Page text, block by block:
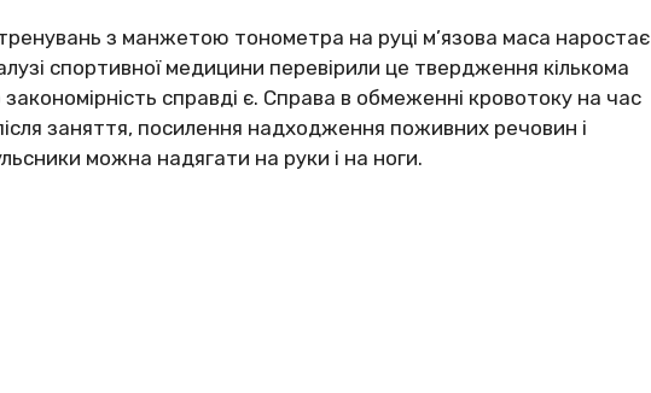
з манжетою тонометра на руці м’язова маса наростає
спортивної медицини перевірили це твердження кількома
справді є. Справа в обмеженні кровотоку на час
заняття, посилення надходження поживних речовин і
можна надягати на руки і на ноги.